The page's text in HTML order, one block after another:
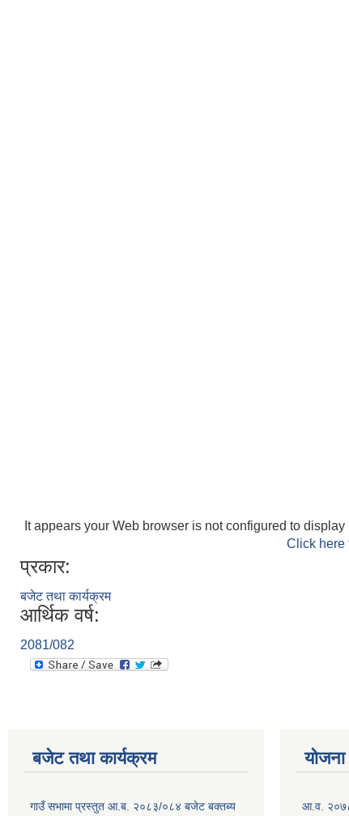
It appears your Web browser is not configured to display
Click here
प्रकार:
बजेट तथा कार्यक्रम
आर्थिक वर्ष:
2081/082
बजेट तथा कार्यक्रम
गाउँ सभामा प्रस्तुत आ.ब. २०८३/०८४ बजेट बक्तब्य
आ.व. २०७८